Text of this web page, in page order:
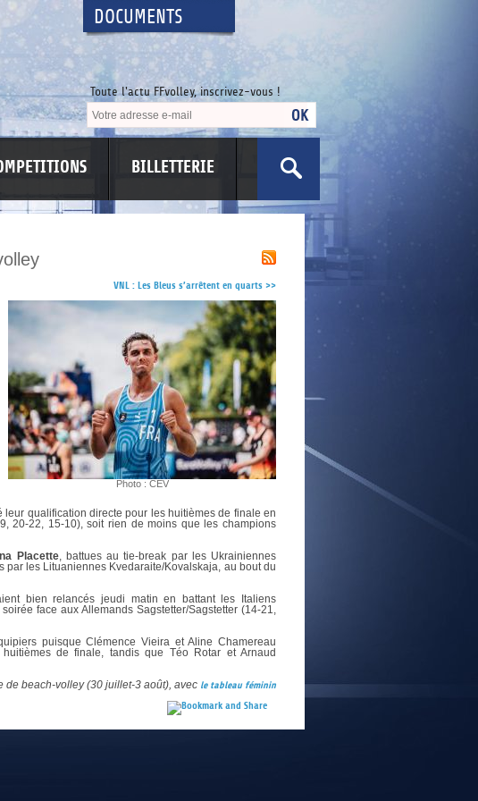
DOCUMENTS
Toute l'actu FFvolley, inscrivez-vous !
BILLETTERIE
CORONAVIRUS
UTILES
SANITAIRE
COVID-19
ICI
VNL : Les Bleus s’arrêtent en quarts >>
Photo : CEV
leur qualification directe pour les huitièmes de finale en
20-22, 15-10), soit rien de moins que les champions
Placette, battues au tie-break par les Ukrainiennes
les Lituaniennes Kvedaraite/Kovalskaja, au bout du
bien relancés jeudi matin en battant les Italiens
face aux Allemands Sagstetter/Sagstetter (14-21,
puisque Clémence Vieira et Aline Chamereau
de finale, tandis que Téo Rotar et Arnaud
de beach-volley (30 juillet-3 août), avec le tableau féminin